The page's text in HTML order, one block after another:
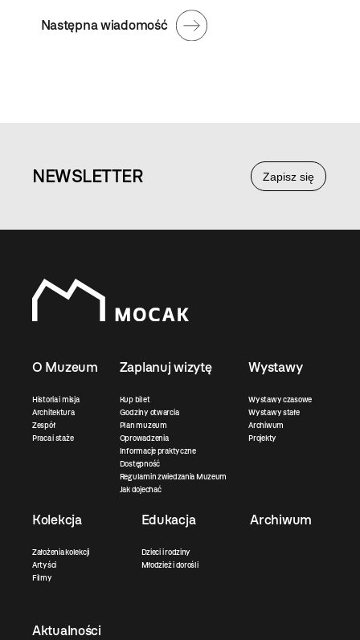
Następna wiadomość
Zapisz się
NEWSLETTER
O Muzeum
Historia i misja
Architektura
Zespół
Praca i staże
Zaplanuj wizytę
Kup bilet
Godziny otwarcia
Plan muzeum
Oprowadzenia
Informacje praktyczne
Dostępność
Regulamin zwiedzania Muzeum
Jak dojechać
Wystawy
Wystawy czasowe
Wystawy stałe
Archiwum
Projekty
Kolekcja
Założenia kolekcji
Artyści
Filmy
Edukacja
Dzieci i rodziny
Młodzież i dorośli
Archiwum
Aktualności